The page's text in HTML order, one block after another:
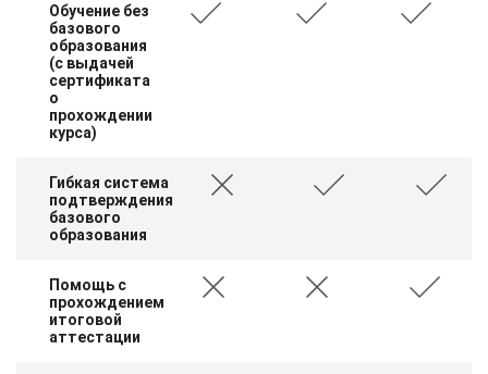
Обучение без
базового
образования
(с выдачей
сертификата
о
прохождении
курса)
Гибкая система
подтверждения
базового
образования
Помощь с
прохождением
итоговой
аттестации